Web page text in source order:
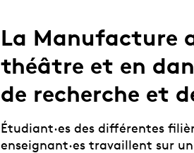
La Manufacture
théâtre et en
de recherche et
Étudiant·es des différentes
enseignant·es travaillent sur